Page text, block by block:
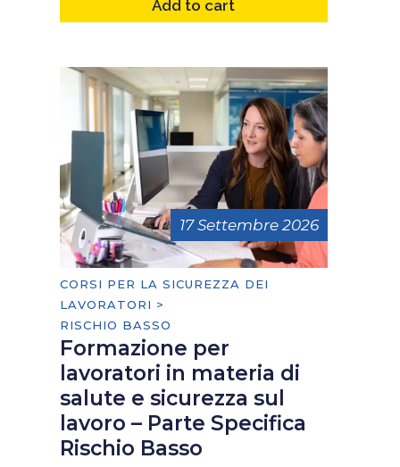
Add to cart
17 Settembre 2026
CORSI PER LA SICUREZZA DEI
LAVORATORI >
RISCHIO BASSO
Formazione per
lavoratori in materia di
salute e sicurezza sul
lavoro – Parte Specifica
Rischio Basso